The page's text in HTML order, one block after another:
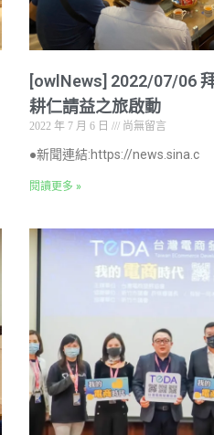
[owlNews] 2022/07/06
耕仁請益之旅啟動
2022 年 7 月 6 日 尚無留言
●新聞連結:https://news.sina.c
閱讀更多 »